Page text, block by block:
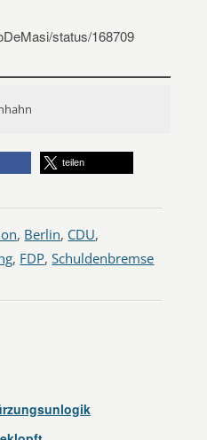
status/168709
teilen
, Berlin, CDU,
, FDP,Schuldenbremse